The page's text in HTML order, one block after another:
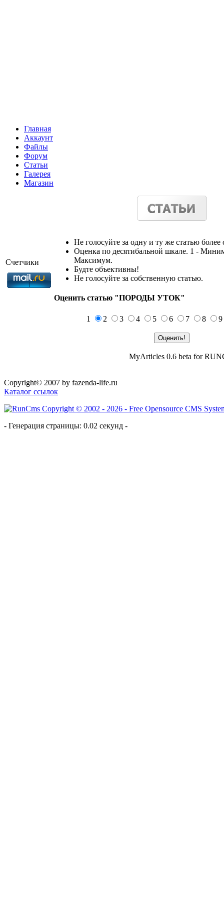
Главная
Аккаунт
Файлы
Форум
Статьи
Галерея
Магазин
Счетчики
Не голосуйте за одну и ту же статью более
Оценка по десятибальной шкале. 1 -
Максимум.
Будте объективны!
Не голосуйте за собственную статью.
Оценить статью "ПОРОДЫ УТОК"
1 2 3 4 5 6 7 8 9
MyArticles 0.6 beta for
Copyright© 2007 by fazenda-life.ru
Каталог ссылок
- Генерация страницы: 0.02 секунд -